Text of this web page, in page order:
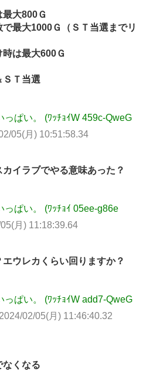
大800Ｇ
最大1000Ｇ（ＳＴ当選までリ
は最大600Ｇ
Ｔ当選
ぱい。 (ﾜｯﾁｮｲW 459c-QweG
05(月) 10:51:58.34
イラブでやる意味あった？
ぱい。 (ﾜｯﾁｮｲ 05ee-g86e
月) 11:18:39.64
ウレカくらい回りますか？
ぱい。 (ﾜｯﾁｮｲW add7-QweG
2024/02/05(月) 11:46:40.32
なくなる